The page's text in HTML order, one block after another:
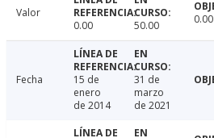
Valor
0.00
50.00 0.00
Fecha
15 de
enero
de 2014
31 de
marzo
de 2021